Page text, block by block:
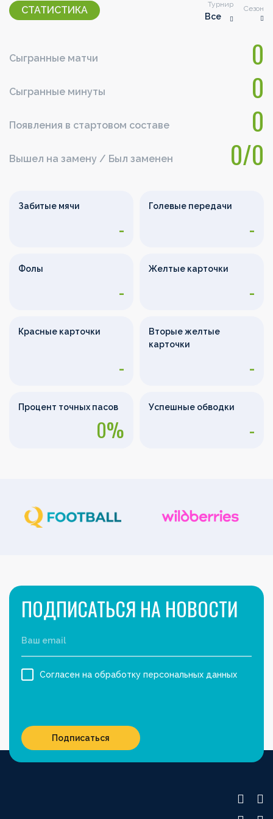
СТАТИСТИКА Турнир
Все
Сезон
Сыгранные матчи 0
Сыгранные минуты 0
Появления в стартовом составе 0
Вышел на замену / Был заменен 0/0
Забитые мячи
-
Голевые передачи
-
Фолы
-
Желтые карточки
-
Красные карточки
-
Вторые желтые
карточки
-
Процент точных пасов
0%
Успешные обводки
-
ПОДПИСАТЬСЯ НА НОВОСТИ
Согласен на обработку персональных данных
Подписаться